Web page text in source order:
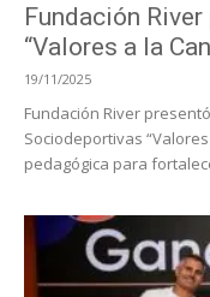
Fundación
“Valores a la
19/11/2025
Fundación River
Sociodeportivas
pedagógica para